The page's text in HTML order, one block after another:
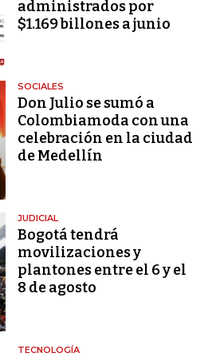
administrados por
$1.169 billones a junio
SOCIALES
Don Julio se sumó a
Colombiamoda con una
celebración en la ciudad
de Medellín
JUDICIAL
Bogotá tendrá
movilizaciones y
plantones entre el 6 y el
8 de agosto
TECNOLOGÍA